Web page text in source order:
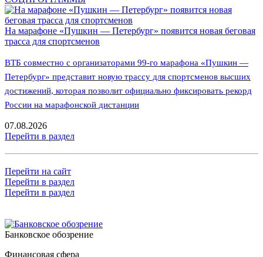
На марафоне «Пушкин — Петербург» появится новая беговая
трасса для спортсменов
ВТБ совместно с организаторами 99-го марафона «Пушкин —
Петербург» представит новую трассу для спортсменов высших
достижений, которая позволит официально фиксировать рекорд
России на марафонской дистанции
07.08.2026
Перейти в раздел
Перейти на сайт
Перейти в раздел
Перейти в раздел
Банковское обозрение
Финансовая сфера